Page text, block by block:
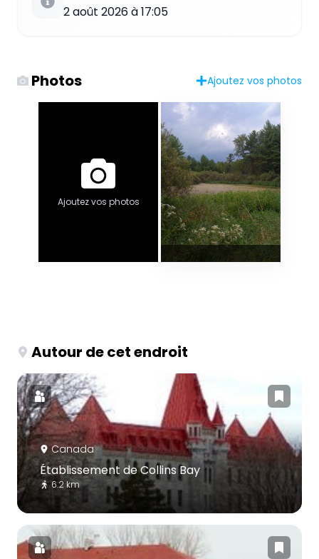
2 août 2026 à 17:05
Photos Ajoutez vos photos
Ajoutez vos photos
Autour de cet endroit
Canada
Établissement de Collins Bay
6.2 km